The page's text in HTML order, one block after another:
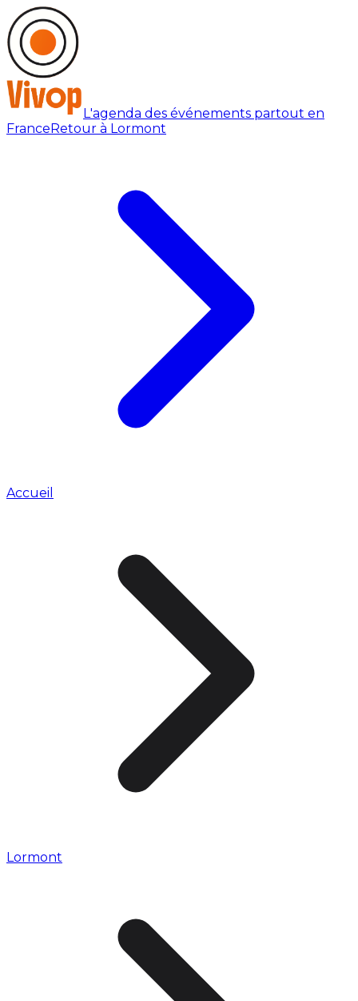
L'agenda des événements partout en
FranceRetour à Lormont
Accueil
Lormont